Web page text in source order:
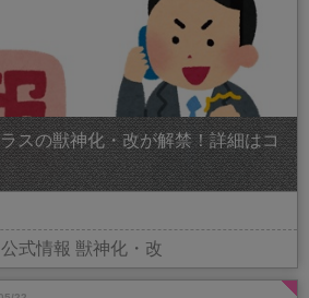
スの獣神化・改が解禁！詳細はコ
公式情報 獣神化・改